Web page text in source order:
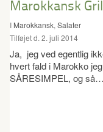
Marokkansk
I Marokkansk, Salater
Tilføjet d. 2. juli 2014
Ja, jeg ved egentlig
hvert fald i Marokko
SÅRESIMPEL, og så…